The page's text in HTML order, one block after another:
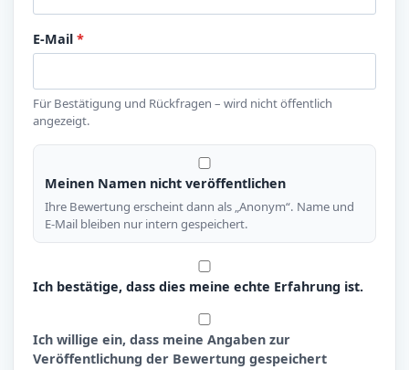
E-Mail*
Für Bestätigung und Rückfragen – wird nicht öffentlich
angezeigt.
Meinen Namen nicht veröffentlichen
Ihre Bewertung erscheint dann als „Anonym“. Name und
E-Mail bleiben nur intern gespeichert.
Ich bestätige, dass dies meine echte Erfahrung ist.
Ich willige ein, dass meine Angaben zur
Veröffentlichung der Bewertung gespeichert